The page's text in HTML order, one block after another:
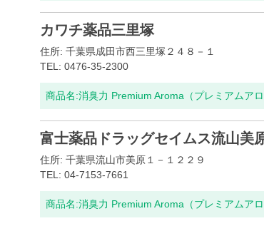
カワチ薬品三里塚
住所: 千葉県成田市西三里塚２４８－１
TEL: 0476-35-2300
商品名:消臭力 Premium Aroma（プレミアムア
富士薬品ドラッグセイムス流山美
住所: 千葉県流山市美原１－１２２９
TEL: 04-7153-7661
商品名:消臭力 Premium Aroma（プレミアムア